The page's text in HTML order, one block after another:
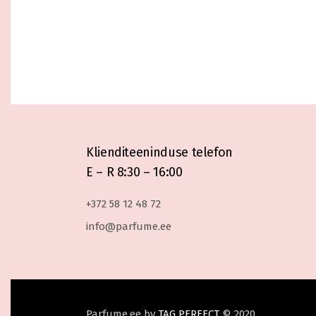
Klienditeeninduse telefon
E – R 8:30 – 16:00
+372 58 12 48 72
info@parfume.ee